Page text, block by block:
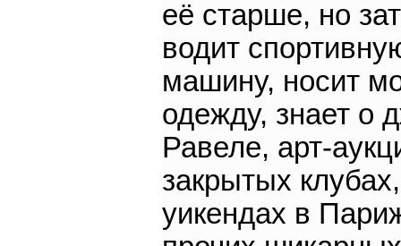
её старше, но
водит
машину, носит
одежду, знает о
Равеле, арт-
закрытых клубах,
уикендах в